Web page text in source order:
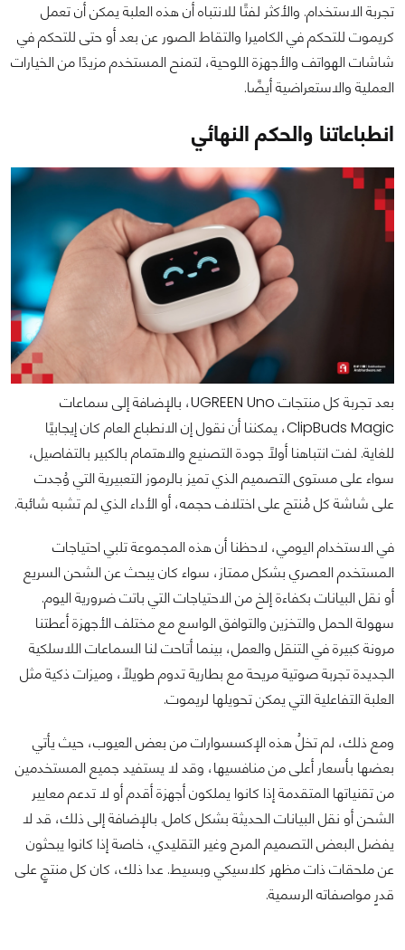
تجربة الاستخدام. والأكثر لفتًا للانتباه أن هذه العلبة يمكن أن تعمل
كريموت للتحكم في الكاميرا والتقاط الصور عن بعد أو حتى للتحكم في
شاشات الهواتف والأجهزة اللوحية، لتمنح المستخدم مزيدًا من الخيارات
العملية والاستعراضية أيضًَا.
انطباعاتنا والحكم النهائي
بعد تجربة كل منتجات UGREEN Uno، بالإضافة إلى سماعات
ClipBuds Magic، يمكننا أن نقول إن الانطباع العام كان إيجابيًا
للغاية. لفت انتباهنا أولًا جودة التصنيع والاهتمام بالكبير بالتفاصيل،
سواء على مستوى التصميم الذي تميز بالرموز التعبيرية التي وُجدت
على شاشة كل مُنتج على اختلاف حجمه، أو الأداء الذي لم تشبه شائبة.
في الاستخدام اليومي، لاحظنا أن هذه المجموعة تلبي احتياجات
المستخدم العصري بشكل ممتاز، سواء كان يبحث عن الشحن السريع
أو نقل البيانات بكفاءة إلخ من الاحتياجات التي باتت ضرورية اليوم.
سهولة الحمل والتخزين والتوافق الواسع مع مختلف الأجهزة أعطتنا
مرونة كبيرة في التنقل والعمل، بينما أتاحت لنا السماعات اللاسلكية
الجديدة تجربة صوتية مريحة مع بطارية تدوم طويلًا، وميزات ذكية مثل
العلبة التفاعلية التي يمكن تحويلها لريموت.
ومع ذلك، لم تخلُ هذه الإكسسوارات من بعض العيوب، حيث يأتي
بعضها بأسعار أعلى من منافسيها، وقد لا يستفيد جميع المستخدمين
من تقنياتها المتقدمة إذا كانوا يملكون أجهزة أقدم أو لا تدعم معايير
الشحن أو نقل البيانات الحديثة بشكل كامل. بالإضافة إلى ذلك، قد لا
يفضل البعض التصميم المرح وغير التقليدي، خاصة إذا كانوا يبحثون
عن ملحقات ذات مظهر كلاسيكي وبسيط. عدا ذلك، كان كل منتجٍ على
قدرٍ مواصفاته الرسمية.